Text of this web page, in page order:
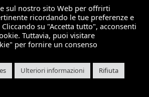
Mail: info@mitweb.it
- soluzioni per il mobile computing |
sul nostro sito Web per offrirti
ricordando le tue preferenze e
su "Accetta tutto", acconsenti
Tuttavia, puoi visitare
per fornire un consenso
Ulteriori informazioni
Rifiuta